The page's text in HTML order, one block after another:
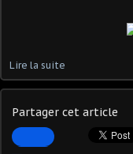
Lire la suite
Partager cet article